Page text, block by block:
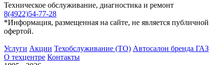
Техническое обслуживание, диагностика и ремонт
8(4922)54-77-28
*Информация, размещенная на сайте, не является публичной
офертой.
Услуги Акции Техобслуживание (ТО) Автосалон бренда ГАЗ
О техцентре Контакты